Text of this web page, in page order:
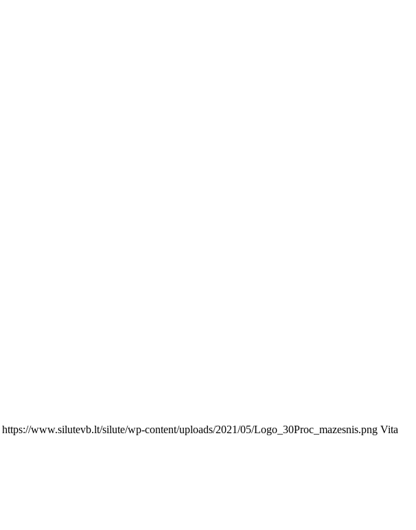
https://www.silutevb.lt/silute/wp-content/uploads/2021/05/Logo_30Proc_mazesnis.png Vita